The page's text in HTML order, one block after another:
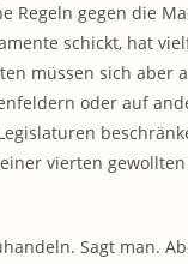
Regeln gegen die
schickt, hat
müssen sich aber
oder auf
vierten
Sagt man.